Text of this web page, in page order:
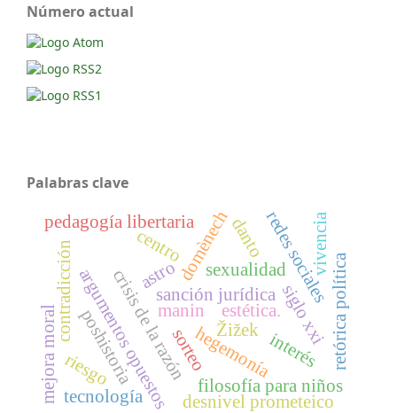
Número actual
Palabras clave
sexualidad
argumentos opuestos
domènech
crisis de la razón Žižek
hegemonía
estética.
sanción jurídicasiglo xxi
pedagogía libertaria
filosofía para niños
contradicción
interés
poshistoria
redes sociales
manin
vivencia
desnivel prometeico
mejora moral tecnología
astro
sorteo
riesgo
centro
retórica política
danto